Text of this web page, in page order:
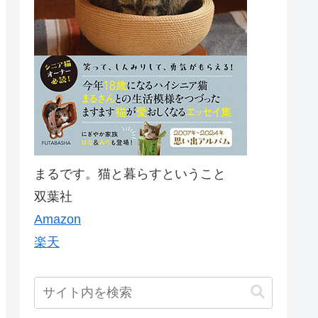
まるです。猫と暮らすということ
双葉社
Amazon
楽天